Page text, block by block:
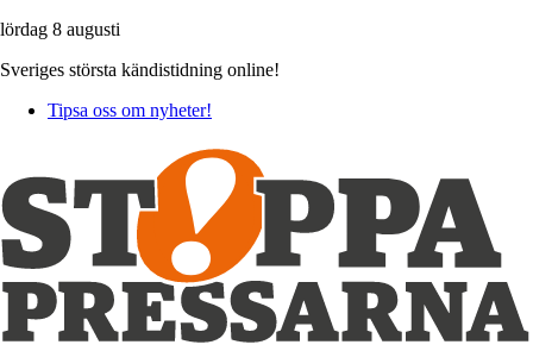
lördag 8 augusti
Sveriges största kändistidning online!
Tipsa oss om nyheter!